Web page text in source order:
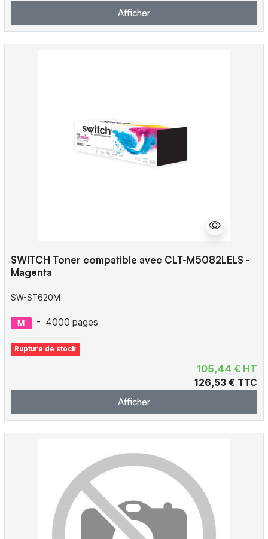
Afficher
SWITCH Toner compatible avec CLT-M5082LELS -
Magenta
SW-ST620M
- 4000 pages
Rupture de stock
105,44 € HT
126,53 € TTC
Afficher